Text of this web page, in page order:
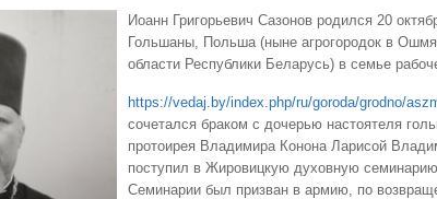
Иоанн Григорьевич Сазонов родился 20
Гольшаны, Польша (ныне агрогородок в
области Республики Беларусь) в семье
https://vedaj.by/index.php/ru/goroda/grodno/
сочетался браком с дочерью настоятеля
протоирея Владимира Конона Ларисой
поступил в Жировицкую духовную
Семинарии был призван в армию, по